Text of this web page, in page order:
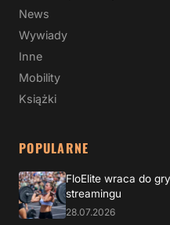
News
Wywiady
Inne
Mobility
Książki
POPULARNE
FloElite wraca do
streamingu
28.07.2026